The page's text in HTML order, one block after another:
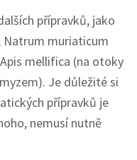
přípravků, jako
Natrum muriaticum
mellifica (na otoky
Je důležité si
přípravků je
nemusí nutně